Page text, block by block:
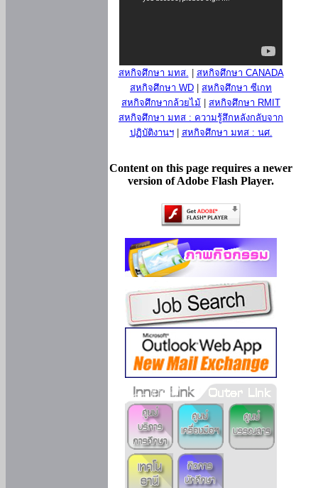
สหกิจศึกษา มทส.
สหกิจศึกษา CANADA
สหกิจศึกษา WD
สหกิจศึกษา ซีเกท
สหกิจศึกษากล้วยไม้
สหกิจศึกษา RMIT
สหกิจศึกษา มทส : ความรู้สึกหลังกลับจาก
ปฏิบัติงานฯ| สหกิจศึกษา มทส : นศ.
Content on this page requires a newer
version of Adobe Flash Player.